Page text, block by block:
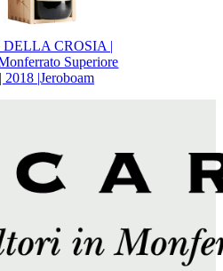
CROSIA |
Superiore
|Jeroboam